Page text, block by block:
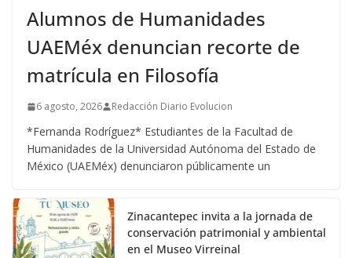
Alumnos de Humanidades
UAEMéx denuncian recorte de
matrícula en Filosofía
6 agosto, 2026 Redacción Diario Evolucion
*Fernanda Rodríguez* Estudiantes de la Facultad de
Humanidades de la Universidad Autónoma del Estado de
México (UAEMéx) denunciaron públicamente un
Zinacantepec invita a la jornada de
conservación patrimonial y ambiental
en el Museo Virreinal